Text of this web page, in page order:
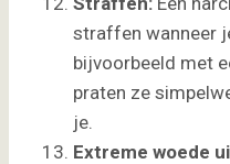
straffen wanneer
bijvoorbeeld met
praten ze
je.
Extreme woede